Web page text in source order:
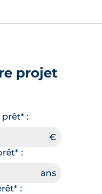
projet
:
:
: